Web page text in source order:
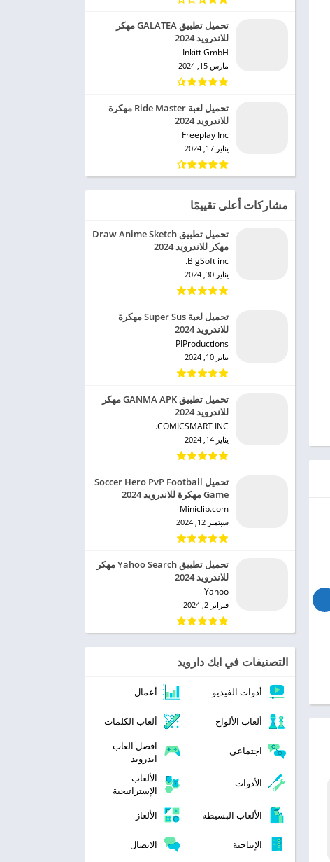
تحميل تطبيق GALATEA مهكر
للاندرويد 2024
Inkitt GmbH‏
مارس 15, 2024
تحميل لعبة Ride Master مهكرة
للاندرويد 2024
Freeplay Inc‏
يناير 17, 2024
مشاركات أعلى تقييمًا
تحميل تطبيق Draw Anime Sketch
مهكر للاندرويد 2024
BigSoft inc.‏
يناير 30, 2024
تحميل لعبة Super Sus مهكرة
للاندرويد 2024
PIProductions‏
يناير 10, 2024
تحميل تطبيق GANMA APK مهكر
للاندرويد 2024
COMICSMART INC.‏
يناير 14, 2024
تحميل Soccer Hero PvP Football
Game مهكرة للاندرويد 2024
Miniclip.com‏
سبتمبر 12, 2024
تحميل تطبيق Yahoo Search مهكر
للاندرويد 2024
Yahoo‏
فبراير 2, 2024
التصنيفات في ابك دارويد
أدوات الفيديو أعمال
ألعاب الألواح ألعاب الكلمات
اجتماعي
افضل العاب
اندرويد
الأدوات
الألعاب
الإستراتيجية
الألعاب البسيطة
الألغاز
الإنتاجية
الاتصال